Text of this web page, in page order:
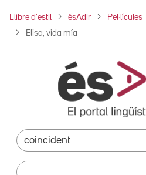
Llibre d'estil ésAdir Pel·lícules
Elisa, vida mía